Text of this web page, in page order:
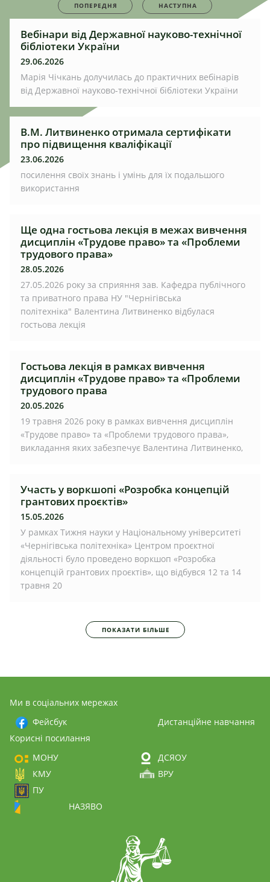
ПОПЕРЕДНЯ НАСТУПНА
Вебінари від Державної науково-технічної
бібліотеки України
29.06.2026
Марія Чічкань долучилась до практичних вебінарів
від Державної науково-технічної бібліотеки України
В.М. Литвиненко отримала сертифікати
про підвищення кваліфікації
23.06.2026
посилення своїх знань і умінь для їх подальшого
використання
Ще одна гостьова лекція в межах вивчення
дисциплін «Трудове право» та «Проблеми
трудового права»
28.05.2026
27.05.2026 року за сприяння зав. Кафедра публічного
та приватного права НУ "Чернігівська
політехніка" Валентина Литвиненко відбулася
гостьова лекція
Гостьова лекція в рамках вивчення
дисциплін «Трудове право» та «Проблеми
трудового права
20.05.2026
19 травня 2026 року в рамках вивчення дисциплін
«Трудове право» та «Проблеми трудового права»,
викладання яких забезпечує Валентина Литвиненко,
Участь у воркшопі «Розробка концепцій
грантових проєктів»
15.05.2026
У рамках Тижня науки у Національному університеті
«Чернігівська політехніка» Центром проєктної
діяльності було проведено воркшоп «Розробка
концепцій грантових проєктів», що відбувся 12 та 14
травня 20
ПОКАЗАТИ БІЛЬШЕ
Ми в соціальних мережах
Фейсбук
Дистанційне навчання
Корисні посилання
МОНУ
ДСЯОУ
КМУ
ВРУ
ПУ
НАЗЯВО